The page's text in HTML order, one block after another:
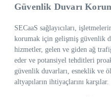
Güvenlik Duvarı
SECaaS sağlayıcıları,
korumak için gelişmiş güvenlik
hizmetler, gelen ve giden ağ
eder ve potansiyel tehditleri
güvenlik duvarları, esneklik ve
altyapıların ihtiyaçlarını karşılar.